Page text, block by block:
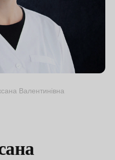
Валентинівна